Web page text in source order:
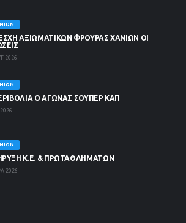
ΑΞΙΩΜΑΤΙΚΏΝ ΦΡΟΥΡΆΣ ΧΑΝΊΩΝ ΟΙ
2026
Ο ΑΓΩΝΑΣ ΣΟΥΠΕΡ ΚΑΠ
Κ.Ε. & ΠΡΩΤΑΘΛΗΜΑΤΩΝ
2026